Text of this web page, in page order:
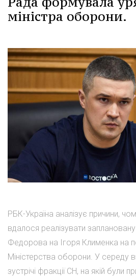
міністра оборони.
РБК-Україна аналізує причини,
вдалося реалізувати
Федорова на Ігоря Клименка на
Міністерства оборони. У середу
зустрічі фракції СН, на якій були